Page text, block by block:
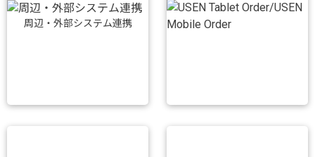
周辺・外部システム連携